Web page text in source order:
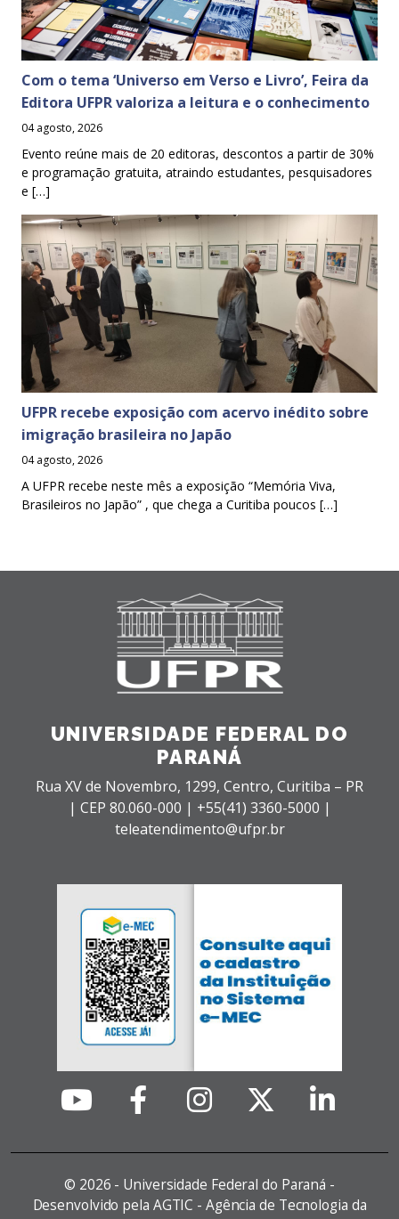
Com o tema ‘Universo em Verso e Livro’, Feira da
Editora UFPR valoriza a leitura e o conhecimento
04 agosto, 2026
Evento reúne mais de 20 editoras, descontos a partir de 30%
e programação gratuita, atraindo estudantes, pesquisadores
e […]
UFPR recebe exposição com acervo inédito sobre
imigração brasileira no Japão
04 agosto, 2026
A UFPR recebe neste mês a exposição “Memória Viva,
Brasileiros no Japão” , que chega a Curitiba poucos […]
UNIVERSIDADE FEDERAL DO
PARANÁ
Rua XV de Novembro, 1299, Centro, Curitiba – PR
| CEP 80.060-000 | +55(41) 3360-5000 |
teleatendimento@ufpr.br
© 2026 - Universidade Federal do Paraná -
Desenvolvido pela AGTIC - Agência de Tecnologia da